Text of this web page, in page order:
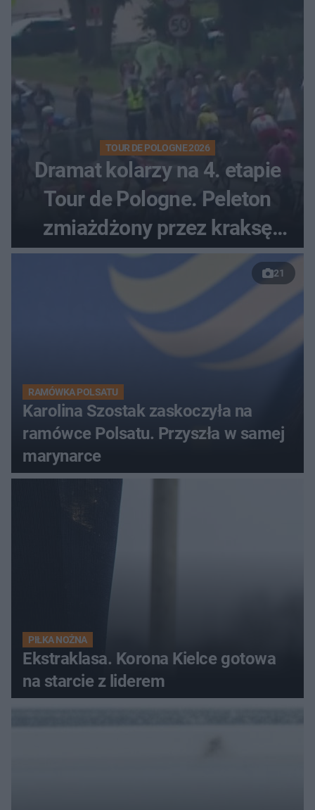
TOUR DE POLOGNE 2026
Dramat kolarzy na 4. etapie
Tour de Pologne. Peleton
zmiażdżony przez kraksę
przed Karpaczem
21
RAMÓWKA POLSATU
Karolina Szostak zaskoczyła na
ramówce Polsatu. Przyszła w samej
marynarce
PIŁKA NOŻNA
Ekstraklasa. Korona Kielce gotowa
na starcie z liderem